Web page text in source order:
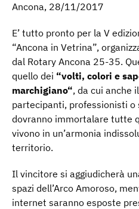
Ancona, 28/11/2017
E’ tutto pronto per la V
“Ancona in Vetrina”,
dal Rotary Ancona 25-35.
quello dei “volti, colori e
marchigiano“, da cui anche
partecipanti, professionisti
dovranno immortalare tutte
vivono in un’armonia
territorio.
Il vincitore si aggiudicherà
spazi dell’Arco Amoroso,
internet saranno esposte